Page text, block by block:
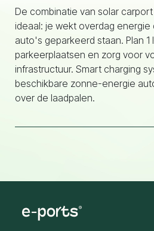
De combinatie van solar
ideaal: je wekt overdag
auto's geparkeerd staan. Plan
parkeerplaatsen en zorg voor
infrastructuur. Smart charging
beschikbare zonne-energie
over de laadpalen.